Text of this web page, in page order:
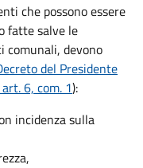
che possono essere
fatte salve le
comunali, devono
del Presidente
6, com. 1):
incidenza sulla